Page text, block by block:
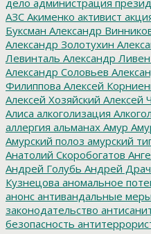
АЗС Акименко активист
Буксман Александр
Александр Золотухин
Левинталь Александр
Александр Соловьев
Филиппова Алексей
Алексей Хозяйский Алексей
Алиса алкоголизация
аллергия альманах Амур
Амурский полоз амурский
Анатолий Скоробогатов
Андрей Голубь Андрей
Кузнецова аномальное
анонс антивандальные меры
законодательство
безопасность